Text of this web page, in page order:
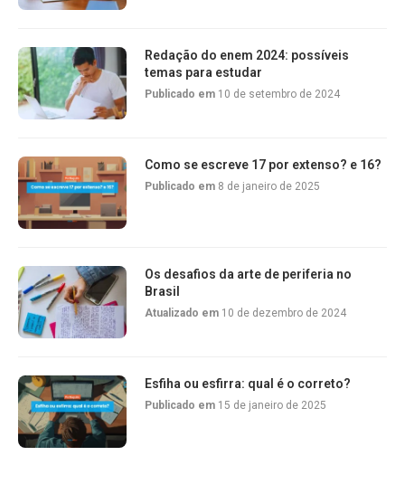
Redação do enem 2024: possíveis
temas para estudar
Publicado em 10 de setembro de 2024
Como se escreve 17 por extenso? e 16?
Publicado em 8 de janeiro de 2025
Os desafios da arte de periferia no
Brasil
Atualizado em 10 de dezembro de 2024
Esfiha ou esfirra: qual é o correto?
Publicado em 15 de janeiro de 2025